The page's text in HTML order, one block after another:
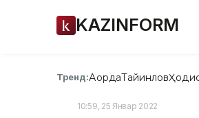
KAZINFORM
Тренд:АқордаТайинлов
10:59, 25 Январ 2022